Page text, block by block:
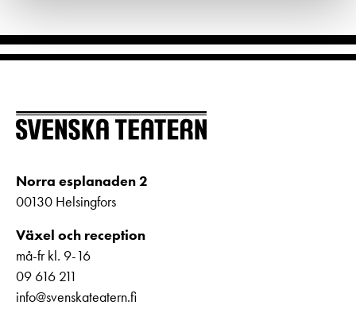
Norra esplanaden 2
00130 Helsingfors
Växel och reception
må-fr kl. 9-16
09 616 211
info@svenskateatern.fi